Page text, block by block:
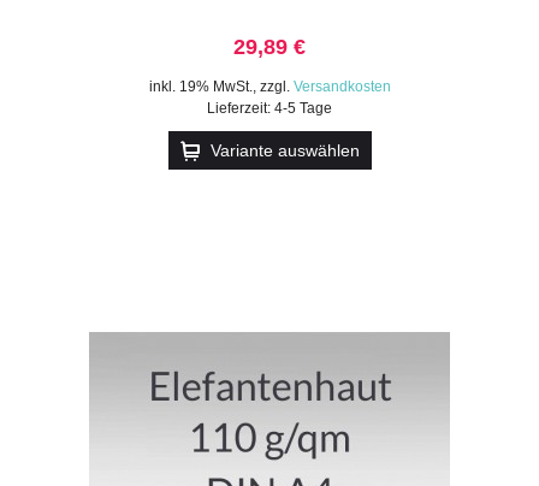
29,89 €
inkl. 19% MwSt., zzgl. Versandkosten
Lieferzeit: 4-5 Tage
Variante auswählen